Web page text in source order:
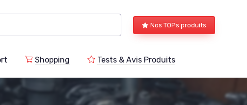
Nos TOPs produits
Shopping Tests & Avis Produits